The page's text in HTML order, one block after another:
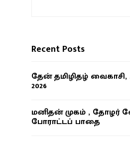
Recent Posts
தேன் தமிழிதழ்
2026
மனிதன் முகம் , தோழர்
போராட்டப் பாதை